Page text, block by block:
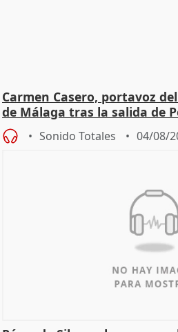
Carmen Casero, portavoz
de Málaga tras la salida de
Sonido Totales 04/08/